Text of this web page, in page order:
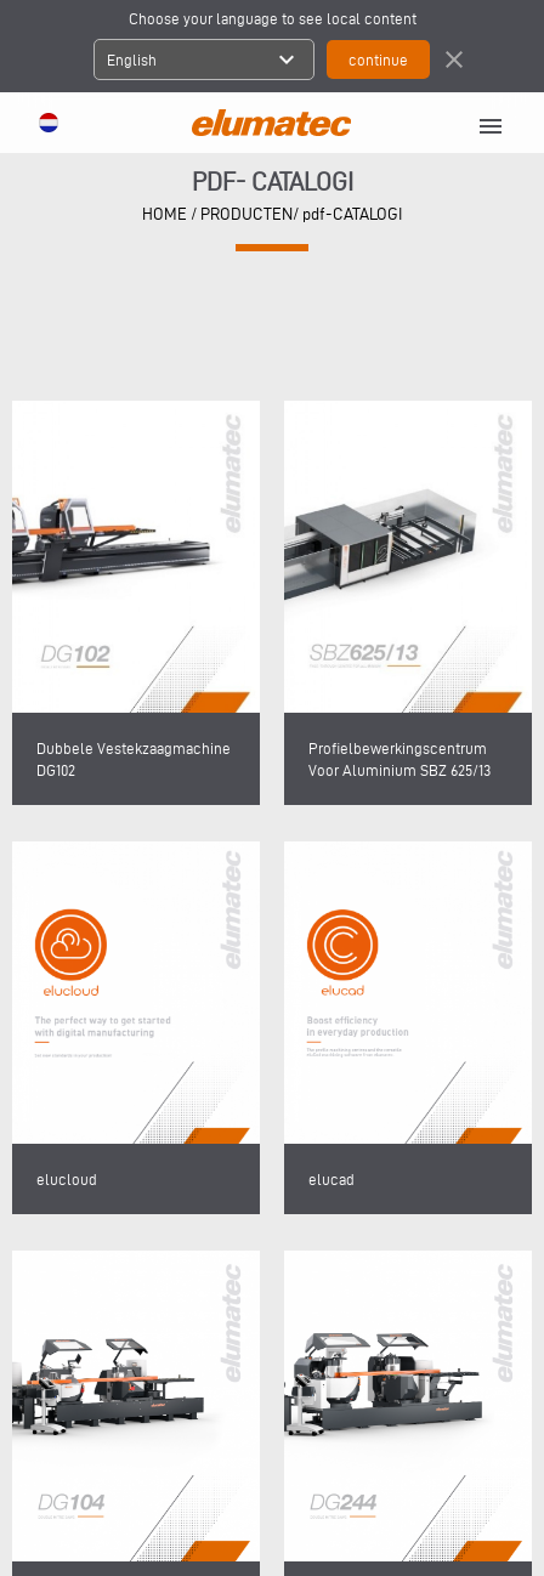
Choose your language to see local content
English expand_more close
menu
PDF- CATALOGI
HOME / PRODUCTEN/ pdf-CATALOGI
Dubbele Vestekzaagmachine
DG102
Profielbewerkingscentrum
Voor Aluminium SBZ 625/13
elucloud elucad